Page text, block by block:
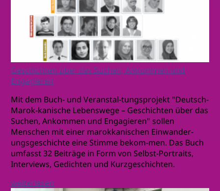
Geschichten über das Suchen, Ankommen und
Engagieren
Mit dem Buch- und Veranstal-tungsprojekt "Deutsch-
Marok-kanische Lebenswege – Geschichten über das
Suchen, Ankommen und Engagieren" sollen
Menschen mit einer marokkanischen Einwander-
ungsgeschichte eine Stimme bekom-men. Das Buch
umfasst 32 Beiträge in Form von Selbst-Portraits,
Interviews, Gedichten und Kurzgeschichten.
weiterlesen